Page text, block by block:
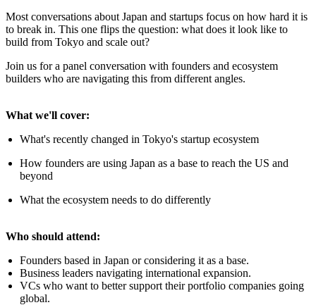
Most conversations about Japan and startups focus on how hard it is
to break in. This one flips the question: what does it look like to
build from Tokyo and scale out?
Join us for a panel conversation with founders and ecosystem
builders who are navigating this from different angles.
What we'll cover:
What's recently changed in Tokyo's startup ecosystem
How founders are using Japan as a base to reach the US and
beyond
What the ecosystem needs to do differently
Who should attend:
Founders based in Japan or considering it as a base.
Business leaders navigating international expansion.
VCs who want to better support their portfolio companies going
global.